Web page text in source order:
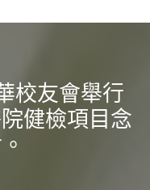
校友會舉行
健檢項目念